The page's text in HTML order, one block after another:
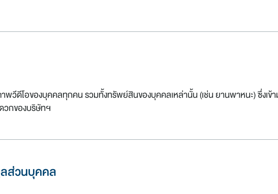
วีดีโอของบุคคลทุกคน รวมทั้งทรัพย์สินของบุคคลเหล่านั้น (เช่น ยานพาหนะ) ซึ่งเข้
วกของบริษัทฯ
ส่วนบุคคล